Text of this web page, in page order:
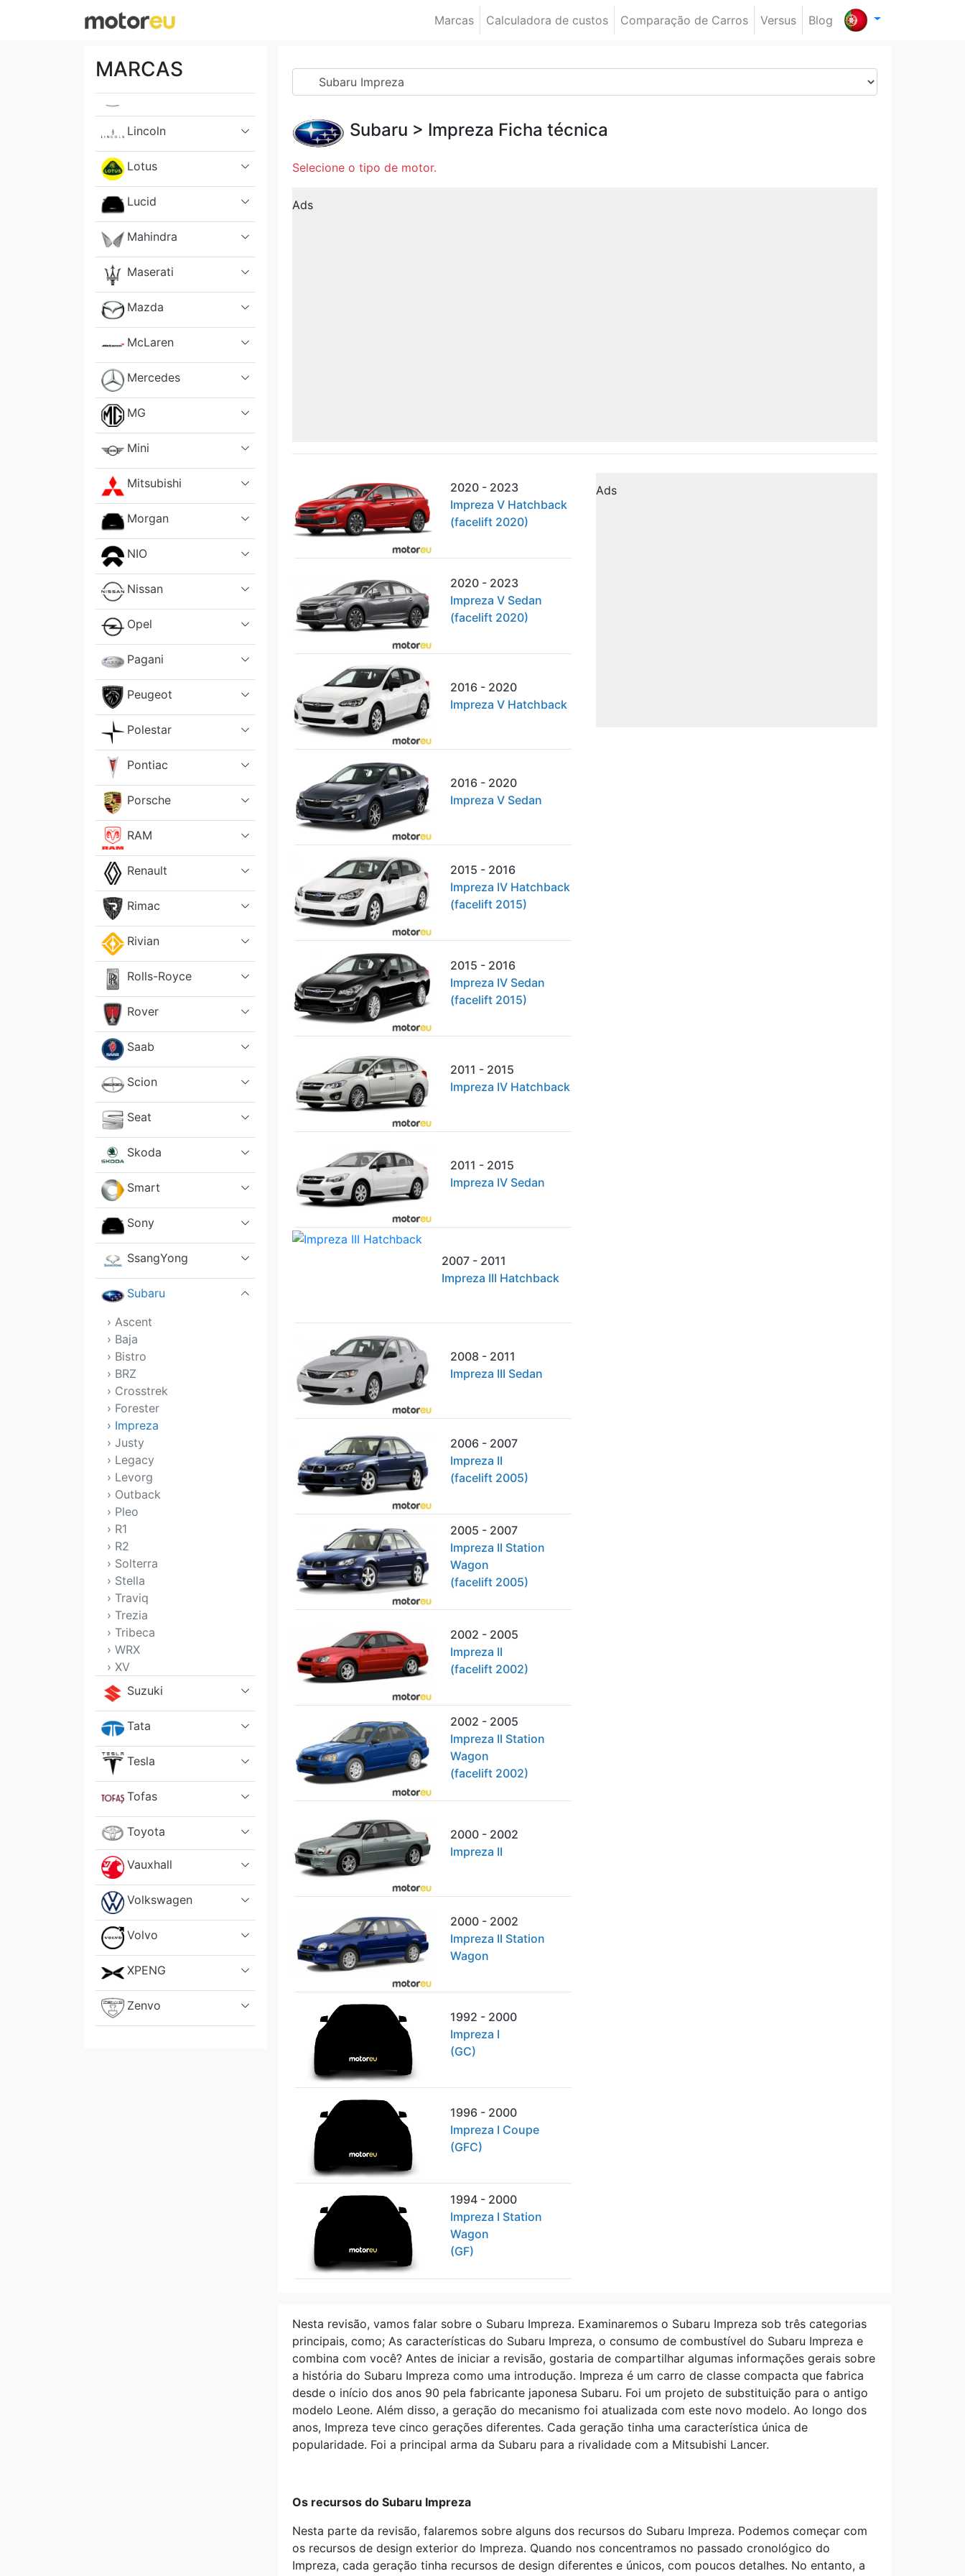
Marcas Calculadora de custos Comparação de Carros Versus Blog
MARCAS
Lancia
Land Rover
Lexus
Lincoln
Lotus
Lucid
Mahindra
Maserati
Mazda
McLaren
Mercedes
MG
Mini
Mitsubishi
Morgan
NIO
Nissan
Opel
Pagani
Peugeot
Polestar
Pontiac
Porsche
RAM
Renault
Rimac
Rivian
Rolls-Royce
Rover
Saab
Scion
Seat
Skoda
Smart
Sony
SsangYong
Subaru
› Ascent
› Baja
› Bistro
› BRZ
› Crosstrek
› Forester
› Impreza
› Justy
› Legacy
› Levorg
› Outback
› Pleo
› R1
› R2
› Solterra
› Stella
› Traviq
› Trezia
› Tribeca
› WRX
› XV
Suzuki
Tata
Tesla
Tofas
Toyota
Vauxhall
Volkswagen
Volvo
XPENG
Zenvo
Subaru > Impreza Ficha técnica
Selecione o tipo de motor.
Ads
2020 - 2023
Impreza V Hatchback
(facelift 2020)
2020 - 2023
Impreza V Sedan
(facelift 2020)
2016 - 2020
Impreza V Hatchback
2016 - 2020
Impreza V Sedan
2015 - 2016
Impreza IV Hatchback
(facelift 2015)
2015 - 2016
Impreza IV Sedan
(facelift 2015)
2011 - 2015
Impreza IV Hatchback
2011 - 2015
Impreza IV Sedan
2007 - 2011
Impreza III Hatchback
2008 - 2011
Impreza III Sedan
2006 - 2007
Impreza II
(facelift 2005)
2005 - 2007
Impreza II Station
Wagon
(facelift 2005)
2002 - 2005
Impreza II
(facelift 2002)
2002 - 2005
Impreza II Station
Wagon
(facelift 2002)
2000 - 2002
Impreza II
2000 - 2002
Impreza II Station
Wagon
1992 - 2000
Impreza I
(GC)
1996 - 2000
Impreza I Coupe
(GFC)
1994 - 2000
Impreza I Station
Wagon
(GF)
Ads
Nesta revisão, vamos falar sobre o Subaru Impreza. Examinaremos o Subaru Impreza sob três categorias
principais, como; As características do Subaru Impreza, o consumo de combustível do Subaru Impreza e
combina com você? Antes de iniciar a revisão, gostaria de compartilhar algumas informações gerais sobre
a história do Subaru Impreza como uma introdução. Impreza é um carro de classe compacta que fabrica
desde o início dos anos 90 pela fabricante japonesa Subaru. Foi um projeto de substituição para o antigo
modelo Leone. Além disso, a geração do mecanismo foi atualizada com este novo modelo. Ao longo dos
anos, Impreza teve cinco gerações diferentes. Cada geração tinha uma característica única de
popularidade. Foi a principal arma da Subaru para a rivalidade com a Mitsubishi Lancer.
Os recursos do Subaru Impreza
Nesta parte da revisão, falaremos sobre alguns dos recursos do Subaru Impreza. Podemos começar com
os recursos de design exterior do Impreza. Quando nos concentramos no passado cronológico do
Impreza, cada geração tinha recursos de design diferentes e únicos, com poucos detalhes. No entanto, a